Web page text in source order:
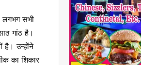
लगभग सभी
गांठ है।
है। उन्होंने
का शिकार